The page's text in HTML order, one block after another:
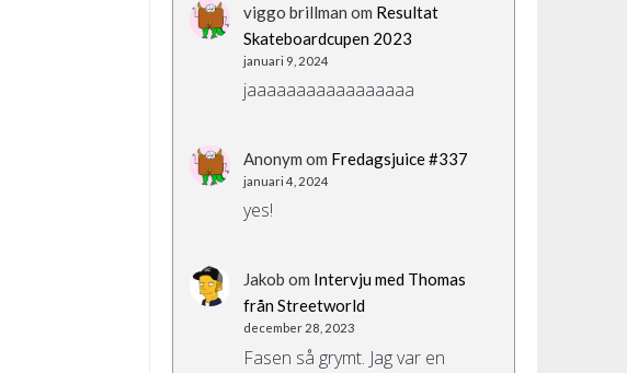
viggo brillman om Resultat
Skateboardcupen 2023
januari 9, 2024
jaaaaaaaaaaaaaaaaa
Anonym om Fredagsjuice #337
januari 4, 2024
yes!
Jakob om Intervju med Thomas
från Streetworld
december 28, 2023
Fasen så grymt. Jag var en